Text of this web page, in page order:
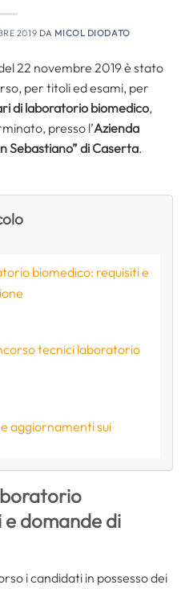
2019 DA MICOL DIODATO
22 novembre 2019 è stato
per titoli ed esami, per
di laboratorio biomedico,
presso l’Azienda
Sebastiano” di Caserta.
biomedico: requisiti e
tecnici laboratorio
aggiornamenti sui
domande di
i candidati in possesso dei